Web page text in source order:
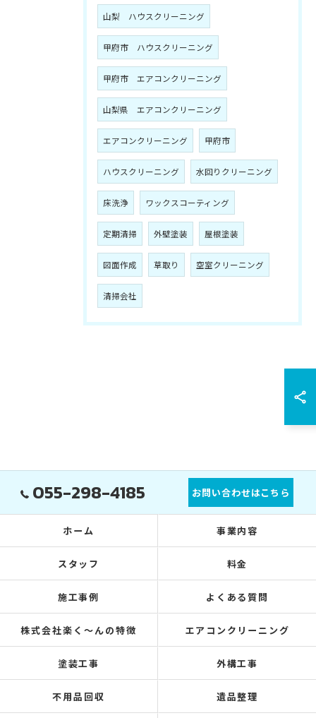
山梨 ハウスクリーニング
甲府市 ハウスクリーニング
甲府市 エアコンクリーニング
山梨県 エアコンクリーニング
エアコンクリーニング 甲府市
ハウスクリーニング 水回りクリーニング
床洗浄 ワックスコーティング
定期清掃 外壁塗装 屋根塗装
図面作成 草取り 空室クリーニング
清掃会社
055-298-4185 お問い合わせはこちら
ホーム 事業内容
スタッフ 料金
施工事例 よくある質問
株式会社楽く～んの特徴 エアコンクリーニング
塗装工事 外構工事
不用品回収 遺品整理